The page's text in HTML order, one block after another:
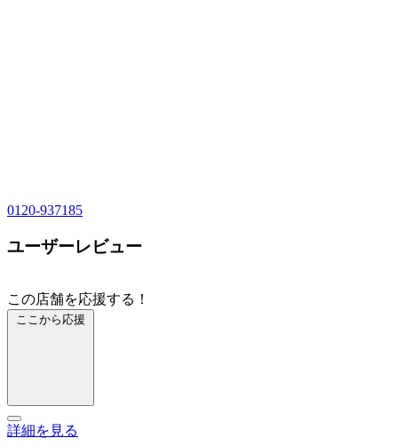
0120-937185
ユーザーレビュー
この店舗を応援する！
ここから応援
詳細を見る